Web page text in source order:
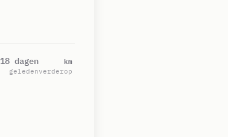
18 dagen
geleden
km
verderop